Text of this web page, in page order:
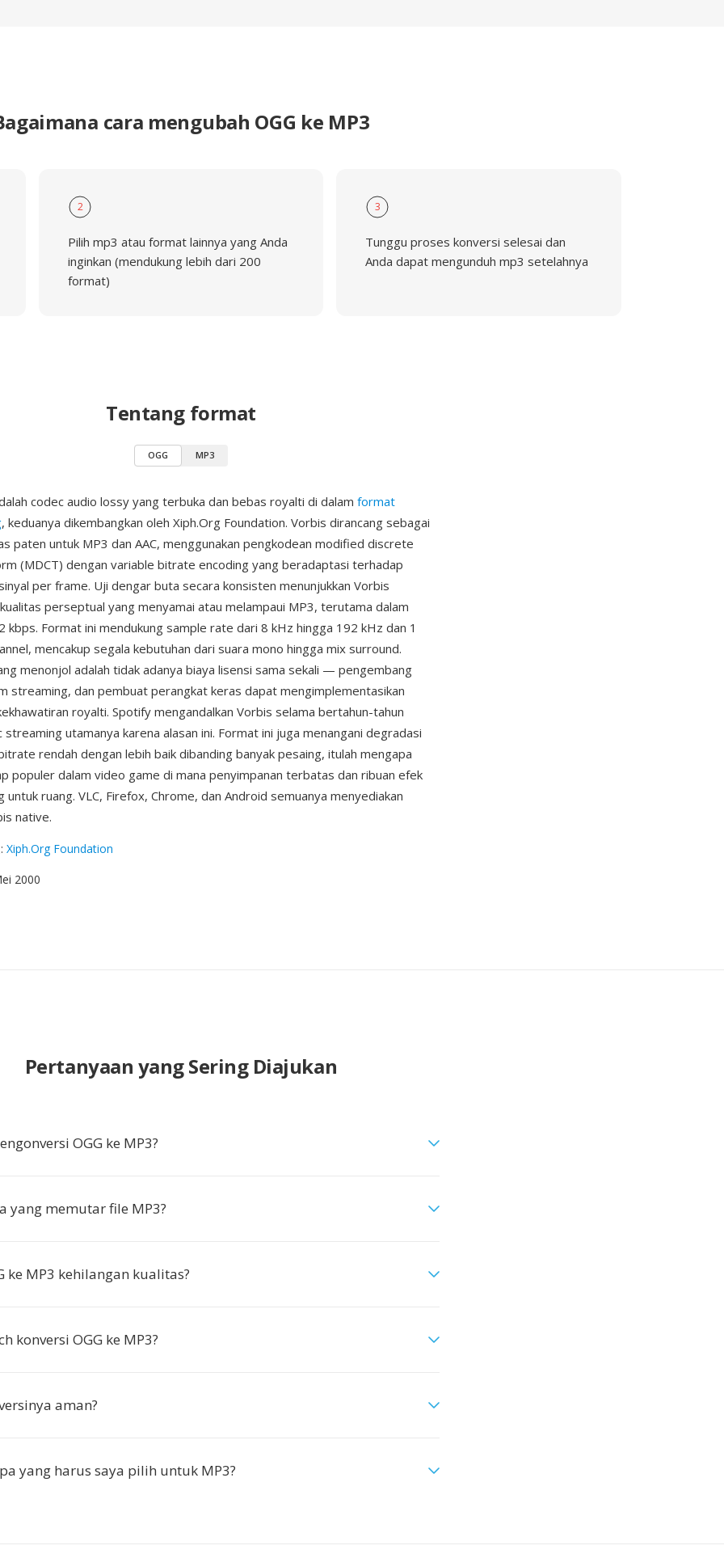
cara mengubah OGG ke MP3
2
Pilih mp3 atau format lainnya yang Anda
inginkan (mendukung lebih dari 200
format)
3
Tunggu proses konversi selesai dan
Anda dapat mengunduh mp3 setelahnya
Tentang format
OGG MP3
codec audio lossy yang terbuka dan bebas royalti di dalam format
, keduanya dikembangkan oleh Xiph.Org Foundation. Vorbis dirancang sebagai
paten untuk MP3 dan AAC, menggunakan pengkodean modified discrete
(MDCT) dengan variable bitrate encoding yang beradaptasi terhadap
per frame. Uji dengar buta secara konsisten menunjukkan Vorbis
perseptual yang menyamai atau melampaui MP3, terutama dalam
kbps. Format ini mendukung sample rate dari 8 kHz hingga 192 kHz dan 1
mencakup segala kebutuhan dari suara mono hingga mix surround.
menonjol adalah tidak adanya biaya lisensi sama sekali — pengembang
streaming, dan pembuat perangkat keras dapat mengimplementasikan
royalti. Spotify mengandalkan Vorbis selama bertahun-tahun
streaming utamanya karena alasan ini. Format ini juga menangani degradasi
rendah dengan lebih baik dibanding banyak pesaing, itulah mengapa
populer dalam video game di mana penyimpanan terbatas dan ribuan efek
untuk ruang. VLC, Firefox, Chrome, dan Android semuanya menyediakan
native.
: Xiph.Org Foundation
2000
Pertanyaan yang Sering Diajukan
OGG ke MP3?
yang memutar file MP3?
ke MP3 kehilangan kualitas?
konversi OGG ke MP3?
aman?
yang harus saya pilih untuk MP3?